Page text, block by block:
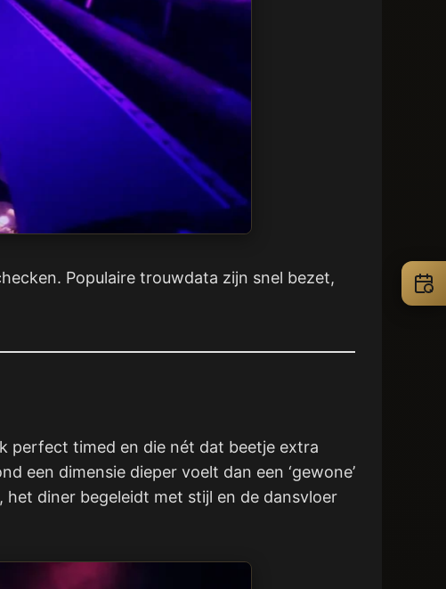
Populaire trouwdata zijn snel bezet,
perfect timed en die nét dat beetje extra
een dimensie dieper voelt dan een ‘gewone’
diner begeleidt met stijl en de dansvloer